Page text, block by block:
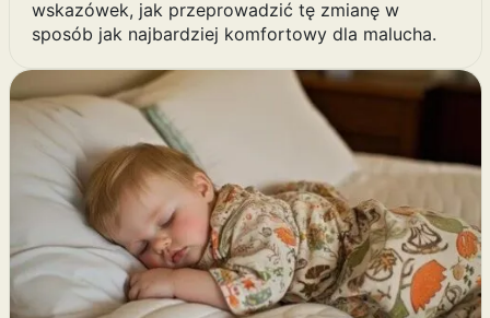
wskazówek, jak przeprowadzić tę zmianę w
sposób jak najbardziej komfortowy dla malucha.